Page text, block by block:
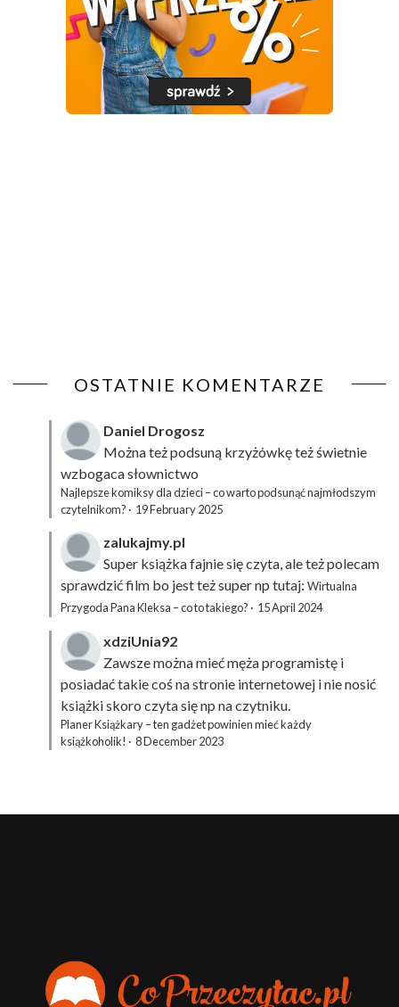
OSTATNIE KOMENTARZE
Daniel Drogosz
Można też podsuną krzyżówkęteż świetnie
wzbogaca słownictwo
Najlepsze komiksy dla dzieci – co warto podsunąć najmłodszym
czytelnikom? · 19 February 2025
zalukajmy.pl
Super książka fajnie się czyta, ale też polecam
sprawdzić film bo jest też super np tutaj: Wirtualna
Przygoda Pana Kleksa – co to takiego? · 15 April 2024
xdziUnia92
Zawsze można mieć męża programistę i
posiadać takie coś na stronie internetowej i nie nosić
książki skoro czyta się np na czytniku.
Planer Książkary – ten gadżet powinien mieć każdy
książkoholik! · 8 December 2023